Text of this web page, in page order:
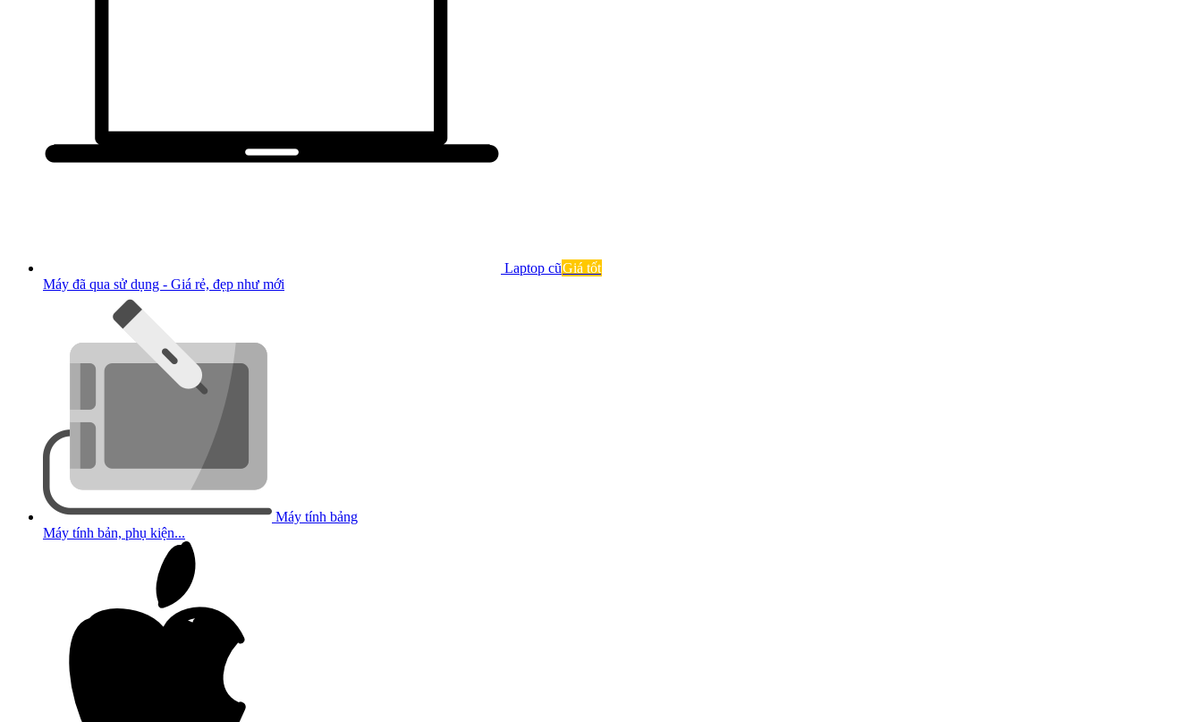
Laptop cũGiá tốt
Máy đã qua sử dụng - Giá rẻ, đẹp như mới
Máy tính bảng
Máy tính bản, phụ kiện...